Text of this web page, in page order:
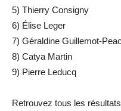
5) Thierry Consigny
6) Élise Leger
7) Géraldine Guillemot-
8) Catya Martin
9) Pierre Leducq
Retrouvez tous les résultats